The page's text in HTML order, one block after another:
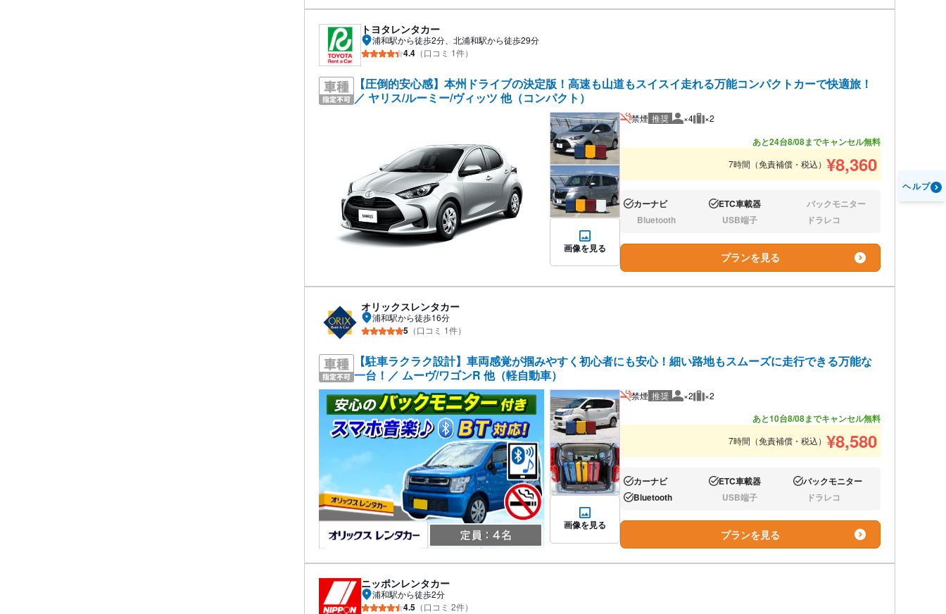
トヨタレンタカー
浦和駅から徒歩2分、北浦和駅から徒歩29分
4.4 （口コミ 1件）
【圧倒的安心感】本州ドライブの決定版！高速も山道もスイスイ走れる万能コンパクトカーで快適旅！
／ ヤリス/ルーミー/ヴィッツ 他（コンパクト）
画像を見る
禁煙 推奨 推奨人数
×4 推奨荷物
×2
あと24台8/08までキャンセル無料
7時間（免責補償・税込） ¥8,360
あり:カーナビ あり:ETC車載器 なし:バックモニター
なし:Bluetooth なし:USB端子 なし:ドラレコ
プランを見る
オリックスレンタカー
浦和駅から徒歩16分
5 （口コミ 1件）
【駐車ラクラク設計】車両感覚が掴みやすく初心者にも安心！細い路地もスムーズに走行できる万能な
一台！／ ムーヴ/ワゴンR 他（軽自動車）
画像を見る
禁煙 推奨 推奨人数
×2 推奨荷物
×2
あと10台8/08までキャンセル無料
7時間（免責補償・税込） ¥8,580
あり:カーナビ あり:ETC車載器 あり:バックモニター
あり:Bluetooth なし:USB端子 なし:ドラレコ
プランを見る
ニッポンレンタカー
浦和駅から徒歩2分
4.5 （口コミ 2件）
ヘルプ